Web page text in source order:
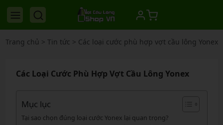
Trang chủ > Tin tức > Các loại cước phù hợp vợt cầu lông Yonex
Các Loại Cước Phù Hợp Vợt Cầu Lông Yonex
Mục lục
Tại sao chọn đúng loại cước Yonex lại quan trọng?